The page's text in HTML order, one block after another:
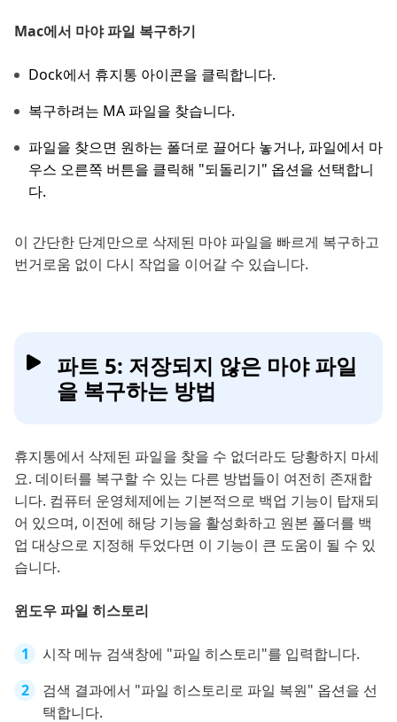
Mac에서 마야 파일 복구하기
Dock에서 휴지통 아이콘을 클릭합니다.
복구하려는 MA 파일을 찾습니다.
파일을 찾으면 원하는 폴더로 끌어다 놓거나, 파일에서 마
우스 오른쪽 버튼을 클릭해 "되돌리기" 옵션을 선택합니
다.
이 간단한 단계만으로 삭제된 마야 파일을 빠르게 복구하고
번거로움 없이 다시 작업을 이어갈 수 있습니다.
파트 5: 저장되지 않은 마야 파일
을 복구하는 방법
휴지통에서 삭제된 파일을 찾을 수 없더라도 당황하지 마세
요. 데이터를 복구할 수 있는 다른 방법들이 여전히 존재합
니다. 컴퓨터 운영체제에는 기본적으로 백업 기능이 탑재되
어 있으며, 이전에 해당 기능을 활성화하고 원본 폴더를 백
업 대상으로 지정해 두었다면 이 기능이 큰 도움이 될 수 있
습니다.
윈도우 파일 히스토리
시작 메뉴 검색창에 "파일 히스토리"를 입력합니다.
검색 결과에서 "파일 히스토리로 파일 복원" 옵션을 선
택합니다.